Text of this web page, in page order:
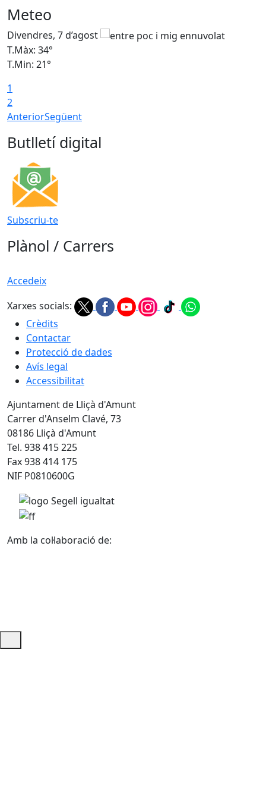
Meteo
Divendres, 7 d’agost
T.Màx: 34°
T.Min: 21°
1
2
AnteriorSegüent
Butlletí digital
Subscriu-te
Plànol / Carrers
Accedeix
Xarxes socials:
Crèdits
Contactar
Protecció de dades
Avís legal
Accessibilitat
Ajuntament de Lliçà d'Amunt
Carrer d'Anselm Clavé, 73
08186 Lliçà d'Amunt
Tel. 938 415 225
Fax 938 414 175
NIF P0810600G
Amb la col·laboració de: